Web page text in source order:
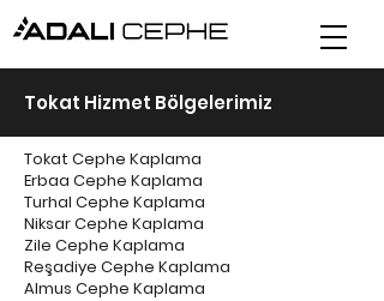
Tokat Hizmet Bölgelerimiz
Tokat Cephe Kaplama
Erbaa Cephe Kaplama
Turhal Cephe Kaplama
Niksar Cephe Kaplama
Zile Cephe Kaplama
Reşadiye Cephe Kaplama
Almus Cephe Kaplama